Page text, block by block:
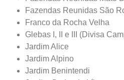
Fazendas Reunidas São
Franco da Rocha Velha
Glebas I, II e III (Divisa
Jardim Alice
Jardim Alpino
Jardim Benintendi